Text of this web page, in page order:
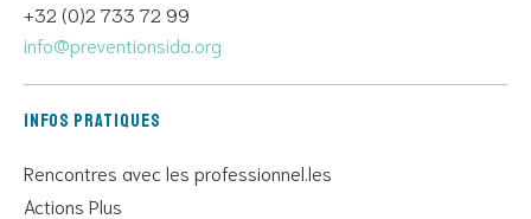
+32 (0)2 733 72 99
info@preventionsida.org
Infos pratiques
Rencontres avec les professionnel.les
Actions Plus